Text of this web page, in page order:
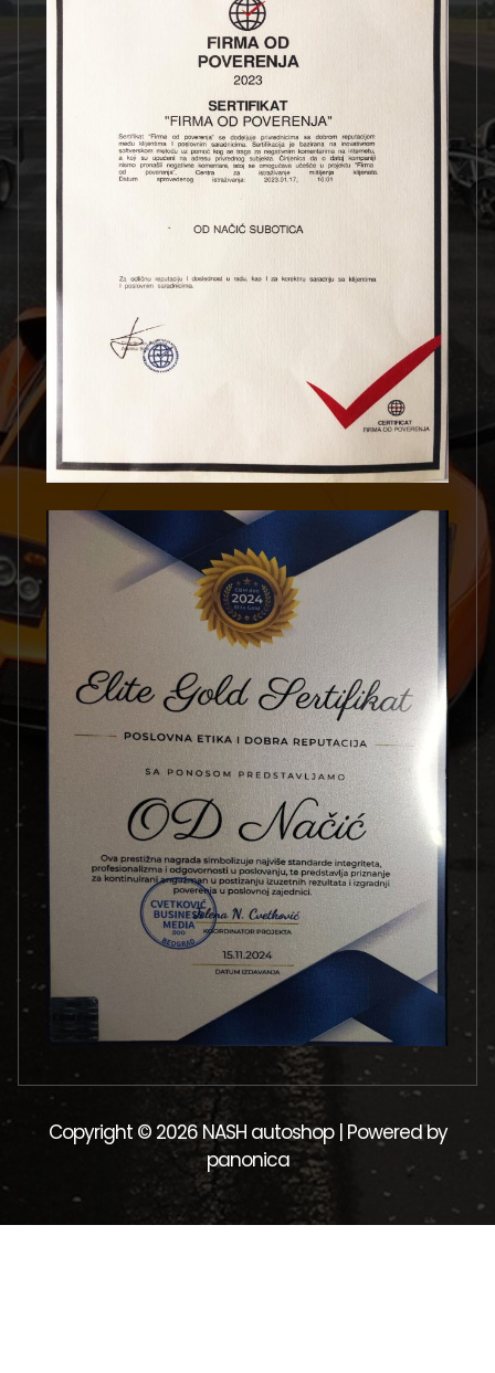
Copyright © 2026 NASH autoshop | Powered by
panonica